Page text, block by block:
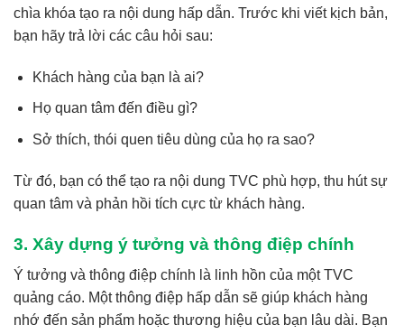
chìa khóa tạo ra nội dung hấp dẫn. Trước khi viết kịch bản,
bạn hãy trả lời các câu hỏi sau:
Khách hàng của bạn là ai?
Họ quan tâm đến điều gì?
Sở thích, thói quen tiêu dùng của họ ra sao?
Từ đó, bạn có thể tạo ra nội dung TVC phù hợp, thu hút sự
quan tâm và phản hồi tích cực từ khách hàng.
3. Xây dựng ý tưởng và thông điệp chính
Ý tưởng và thông điệp chính là linh hồn của một TVC
quảng cáo. Một thông điệp hấp dẫn sẽ giúp khách hàng
nhớ đến sản phẩm hoặc thương hiệu của bạn lâu dài. Bạn